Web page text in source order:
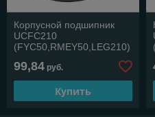
Корпусной подшипник
UCFC210
(FYC50,RMEY50,LEG210)
99,84 руб.
Купить